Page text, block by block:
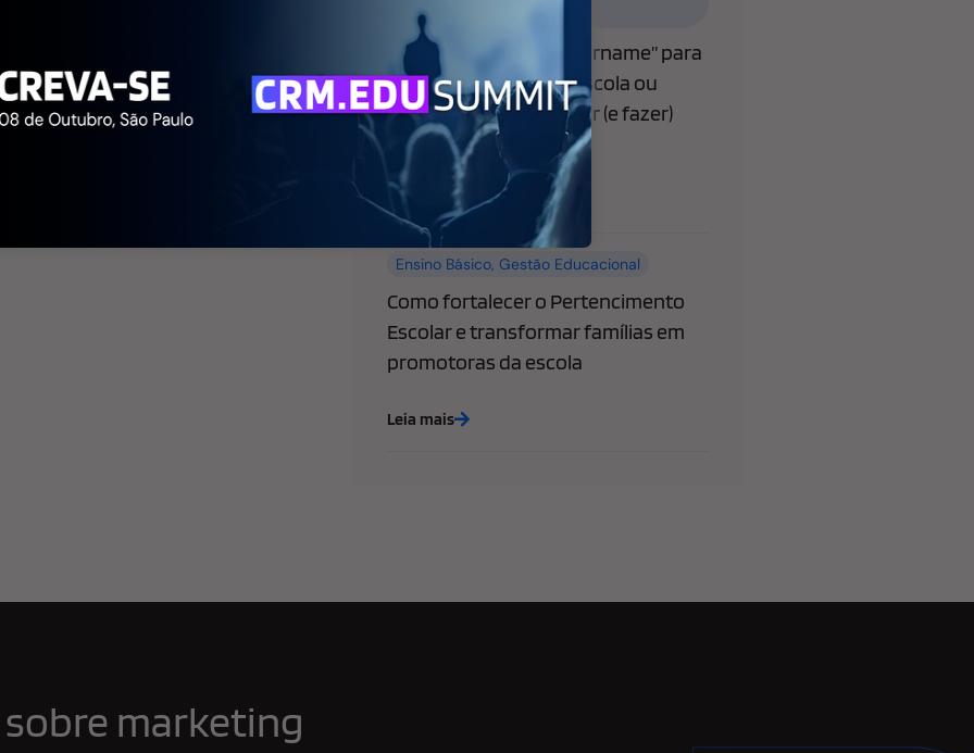
de Marketing Educacional
WhatsApp libera “@username” para
empresas: o que sua escola ou
faculdade precisa saber (e fazer)
agora
Leia mais
Ensino Básico, Gestão Educacional
Como fortalecer o Pertencimento
Escolar e transformar famílias em
promotoras da escola
Leia mais
marketing